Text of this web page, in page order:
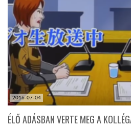
GLOBOZSARU
DOBRAVERO.HU
LATIMO.HU
GLOBOBOOK
2016-07-04
ÉLŐ ADÁSBAN VERTE MEG A